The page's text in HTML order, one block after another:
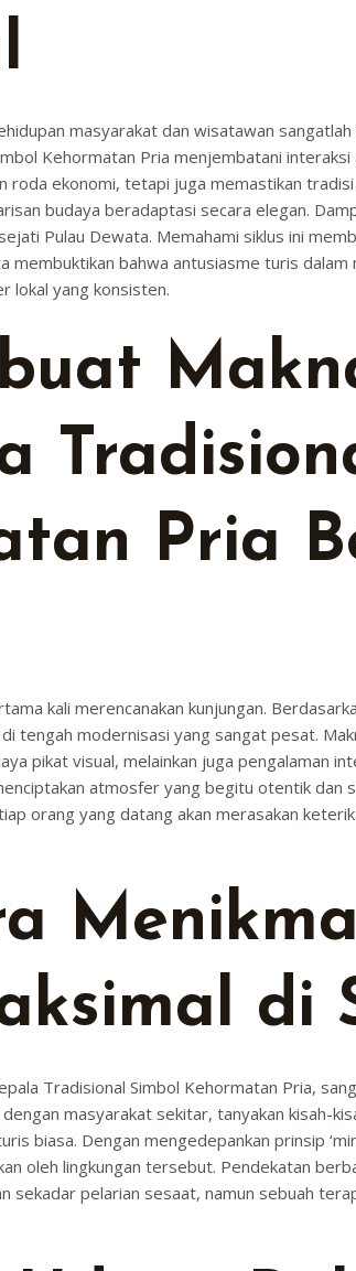
masyarakat dan wisatawan
Kehormatan Pria menjembatani
roda ekonomi, tetapi juga memastikan
budaya beradaptasi secara elegan.
Pulau Dewata. Memahami siklus ini
membuktikan bahwa antusiasme turis
lokal yang konsisten.
Pria
kali merencanakan kunjungan.
tengah modernisasi yang sangat pesat.
pikat visual, melainkan juga pengalaman
atmosfer yang begitu otentik dan
orang yang datang akan merasakan
di
Tradisional Simbol Kehormatan Pria,
masyarakat sekitar, tanyakan kisah-
biasa. Dengan mengedepankan prinsip
oleh lingkungan tersebut. Pendekatan
sekadar pelarian sesaat, namun sebuah